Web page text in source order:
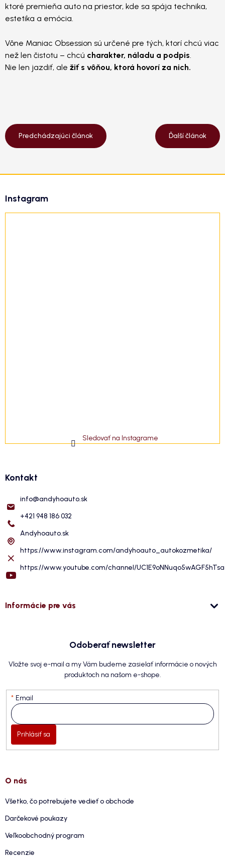
ktoré premieňa auto na priestor, kde sa spája technika,
estetika a emócia.
Vône Maniac Obsession sú určené pre tých, ktorí chcú viac
než len čistotu – chcú charakter, náladu a podpis.
Nie len jazdiť, ale žiť s vôňou, ktorá hovorí za nich.
Predchádzajúci článok Ďalší článok
p
ä
Instagram
Sledovať na Instagrame
Kontakt
info@andyhoauto.sk
+421 948 186 032
Andyhoauto.sk
https://www.instagram.com/andyhoauto_autokozmetika/
https://www.youtube.com/channel/
Informácie pre vás
Odoberať newsletter
Vložte svoj e-mail a my Vám budeme zasielať informácie o nových
produktoch na našom e-shope.
Email
Prihlásiť sa
O nás
Všetko, čo potrebujete vedieť o obchode
Darčekové poukazy
Veľkoobchodný program
Recenzie